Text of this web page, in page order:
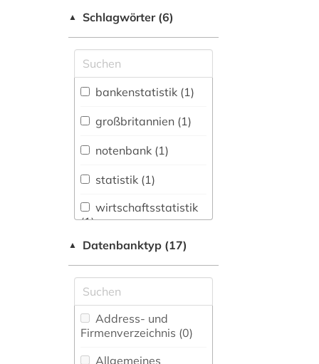
fachübergreifende
Allgemeine und
vergleichende Sprach-
und
Literaturwissenschaft.
Indogermanistik.
Außereuropäische
Sprachen und
Literaturen (0)
Anglistik.
Amerikanistik (0)
Vermessungswesen (0)
Biologie,
Biotechnologie (0)
Buch- und
▲ Schlagwörter (6)
bankenstatistik (1)
großbritannien (1)
notenbank (1)
statistik (1)
wirtschaftsstatistik
(1)
zahlungsbilanzstatistik
(1)
▲ Datenbanktyp (17)
Address- und
Firmenverzeichnis (0)
Allgemeines